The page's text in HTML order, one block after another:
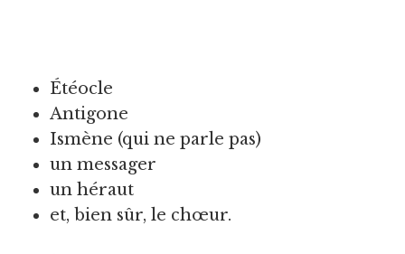
Étéocle
Antigone
Ismène (qui ne parle pas)
un messager
un héraut
et, bien sûr, le chœur.